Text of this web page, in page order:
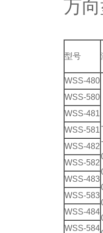
万
型号
WSS-480
WSS-580
WSS-481
WSS-581
WSS-482
WSS-582
WSS-483
WSS-583
WSS-484
WSS-584